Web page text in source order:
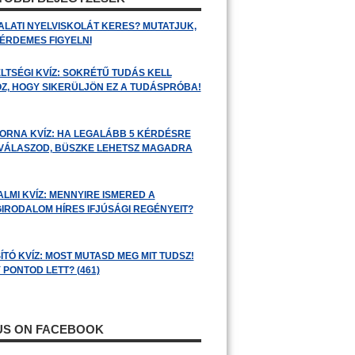
NYELVISKOLÁT KERES? MUTATJUK,
FIGYELNI
KVÍZ: SOKRÉTŰ TUDÁS KELL
HOGY SIKERÜLJÖN EZ A TUDÁSPRÓBA!
KVÍZ: HA LEGALÁBB 5 KÉRDÉSRE
BÜSZKE LEHETSZ MAGADRA
KVÍZ: MENNYIRE ISMERED A
HÍRES IFJÚSÁGI REGÉNYEIT?
KVÍZ: MOST MUTASD MEG MIT TUDSZ!
PONTOD LETT? (461)
ON FACEBOOK